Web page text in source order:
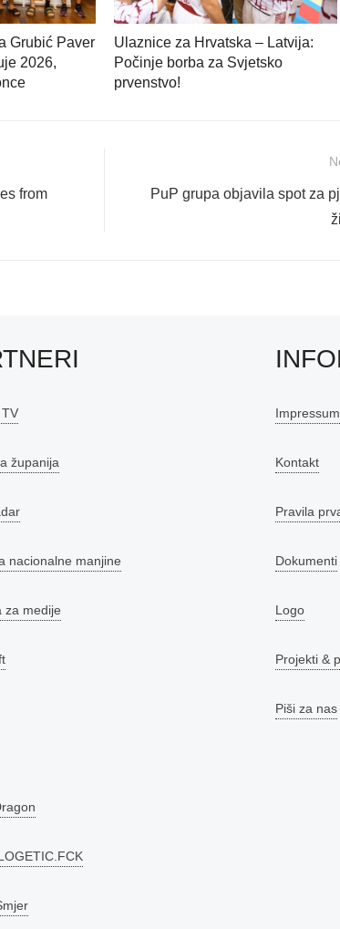
Grubić Paver
2026,
Ulaznice za Hrvatska – Latvija:
Počinje borba za Svjetsko
prvenstvo!
from
Next
PuP grupa objavila spot za
županija
nacionalne manjine
za medije
Impressum
Kontakt
Pravila
Dokumenti
Logo
Projekti &
Piši za nas